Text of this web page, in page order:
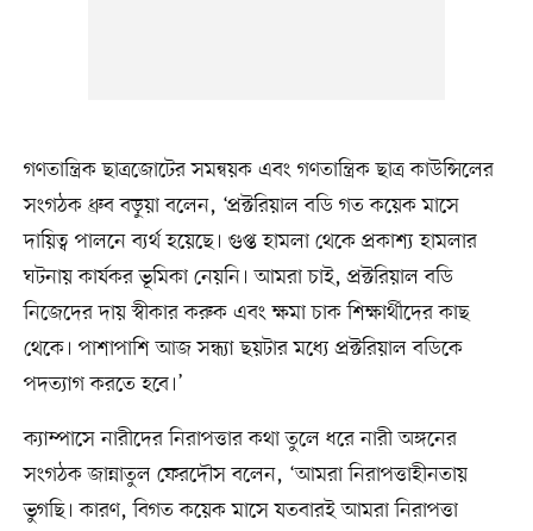
গণতান্ত্রিক ছাত্রজোটের সমন্বয়ক এবং গণতান্ত্রিক ছাত্র কাউন্সিলের
সংগঠক ধ্রুব বড়ুয়া বলেন, ‘প্রক্টরিয়াল বডি গত কয়েক মাসে
দায়িত্ব পালনে ব্যর্থ হয়েছে। গুপ্ত হামলা থেকে প্রকাশ্য হামলার
ঘটনায় কার্যকর ভূমিকা নেয়নি। আমরা চাই, প্রক্টরিয়াল বডি
নিজেদের দায় স্বীকার করুক এবং ক্ষমা চাক শিক্ষার্থীদের কাছ
থেকে। পাশাপাশি আজ সন্ধ্যা ছয়টার মধ্যে প্রক্টরিয়াল বডিকে
পদত্যাগ করতে হবে।’
ক্যাম্পাসে নারীদের নিরাপত্তার কথা তুলে ধরে নারী অঙ্গনের
সংগঠক জান্নাতুল ফেরদৌস বলেন, ‘আমরা নিরাপত্তাহীনতায়
ভুগছি। কারণ, বিগত কয়েক মাসে যতবারই আমরা নিরাপত্তা